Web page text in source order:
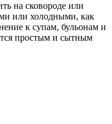
на сковороде или
или холодными, как
к супам, бульонам и
простым и сытным